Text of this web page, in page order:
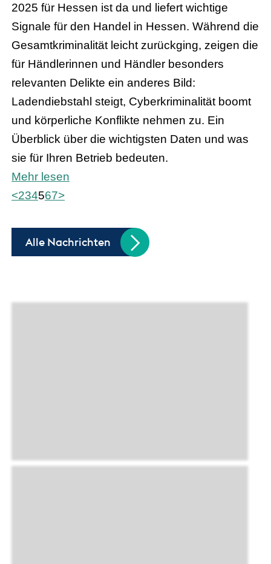
2025 für Hessen ist da und liefert wichtige
Signale für den Handel in Hessen. Während die
Gesamtkriminalität leicht zurückging, zeigen die
für Händlerinnen und Händler besonders
relevanten Delikte ein anderes Bild:
Ladendiebstahl steigt, Cyberkriminalität boomt
und körperliche Konflikte nehmen zu. Ein
Überblick über die wichtigsten Daten und was
sie für Ihren Betrieb bedeuten.
Mehr lesen
<234567>
Alle Nachrichten